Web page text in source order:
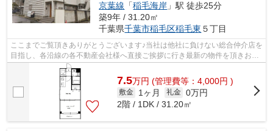
京葉線 「稲毛海岸 」駅 徒歩25分
築9年 / 31.20㎡
千葉県千葉市稲毛区稲毛東 ５丁目
ここまでご覧頂きありがとうございます♪当社は他社に負けない総合仲介店を
目指し、各沿線の各不動産会社様へ直接ご挨拶に行き最新の物件を頂きお客
様へ提供しております！最新の情報は...
7.5万円 (管理費等：4,000円 )
敷金 1ヶ月 礼金 0万円
2階 / 1DK / 31.20㎡